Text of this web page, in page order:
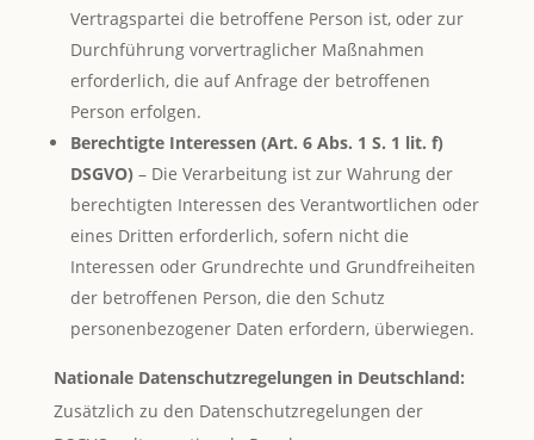
Vertragspartei die betroffene Person ist, oder zur
Durchführung vorvertraglicher Maßnahmen
erforderlich, die auf Anfrage der betroffenen
Person erfolgen.
Berechtigte Interessen (Art. 6 Abs. 1 S. 1 lit. f)
DSGVO) – Die Verarbeitung ist zur Wahrung der
berechtigten Interessen des Verantwortlichen oder
eines Dritten erforderlich, sofern nicht die
Interessen oder Grundrechte und Grundfreiheiten
der betroffenen Person, die den Schutz
personenbezogener Daten erfordern, überwiegen.
Nationale Datenschutzregelungen in Deutschland:
Zusätzlich zu den Datenschutzregelungen der